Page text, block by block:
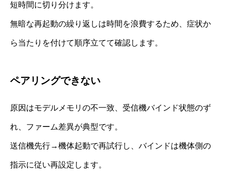
短時間に切り分けます。
無暗な再起動の繰り返しは時間を浪費するため、症状か
ら当たりを付けて順序立てて確認します。
ペアリングできない
原因はモデルメモリの不一致、受信機バインド状態のず
れ、ファーム差異が典型です。
送信機先行→機体起動で再試行し、バインドは機体側の
指示に従い再設定します。